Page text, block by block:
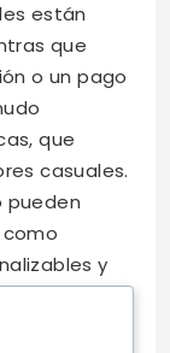
están
que
o un pago
que
casuales.
pueden
y